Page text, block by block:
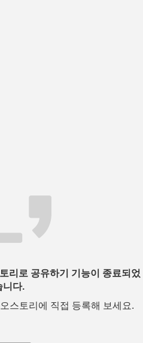
리로 공유하기 기능이 종료되었
니다.
스토리에 직접 등록해 보세요.